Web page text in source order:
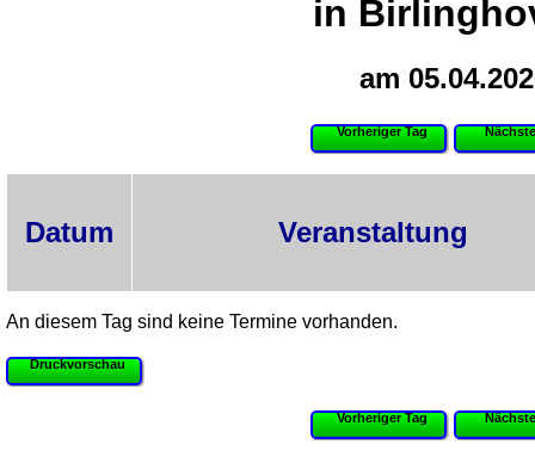
in
am
Vorheriger Tag
Datum Veranstaltung
An diesem Tag sind keine Termine vorhanden.
Druckvorschau
Vorheriger Tag